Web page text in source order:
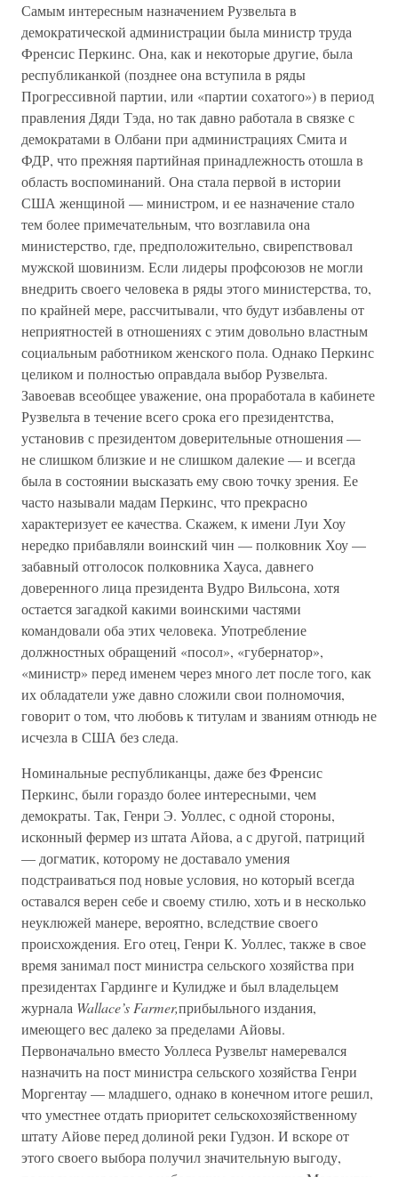
Самым интересным назначением Рузвельта в
демократической администрации была министр труда
Френсис Перкинс. Она, как и некоторые другие, была
республиканкой (позднее она вступила в ряды
Прогрессивной партии, или «партии сохатого») в период
правления Дяди Тэда, но так давно работала в связке с
демократами в Олбани при администрациях Смита и
ФДР, что прежняя партийная принадлежность отошла в
область воспоминаний. Она стала первой в истории
США женщиной — министром, и ее назначение стало
тем более примечательным, что возглавила она
министерство, где, предположительно, свирепствовал
мужской шовинизм. Если лидеры профсоюзов не могли
внедрить своего человека в ряды этого министерства, то,
по крайней мере, рассчитывали, что будут избавлены от
неприятностей в отношениях с этим довольно властным
социальным работником женского пола. Однако Перкинс
целиком и полностью оправдала выбор Рузвельта.
Завоевав всеобщее уважение, она проработала в кабинете
Рузвельта в течение всего срока его президентства,
установив с президентом доверительные отношения —
не слишком близкие и не слишком далекие — и всегда
была в состоянии высказать ему свою точку зрения. Ее
часто называли мадам Перкинс, что прекрасно
характеризует ее качества. Скажем, к имени Луи Хоу
нередко прибавляли воинский чин — полковник Хоу —
забавный отголосок полковника Хауса, давнего
доверенного лица президента Вудро Вильсона, хотя
остается загадкой какими воинскими частями
командовали оба этих человека. Употребление
должностных обращений «посол», «губернатор»,
«министр» перед именем через много лет после того, как
их обладатели уже давно сложили свои полномочия,
говорит о том, что любовь к титулам и званиям отнюдь не
исчезла в США без следа.
Номинальные республиканцы, даже без Френсис
Перкинс, были гораздо более интересными, чем
демократы. Так, Генри Э. Уоллес, с одной стороны,
исконный фермер из штата Айова, а с другой, патриций
— догматик, которому не доставало умения
подстраиваться под новые условия, но который всегда
оставался верен себе и своему стилю, хоть и в несколько
неуклюжей манере, вероятно, вследствие своего
происхождения. Его отец, Генри К. Уоллес, также в свое
время занимал пост министра сельского хозяйства при
президентах Гардинге и Кулидже и был владельцем
журнала Wallace’s Farmer,прибыльного издания,
имеющего вес далеко за пределами Айовы.
Первоначально вместо Уоллеса Рузвельт намеревался
назначить на пост министра сельского хозяйства Генри
Моргентау — младшего, однако в конечном итоге решил,
что уместнее отдать приоритет сельскохозяйственному
штату Айове перед долиной реки Гудзон. И вскоре от
этого своего выбора получил значительную выгоду,